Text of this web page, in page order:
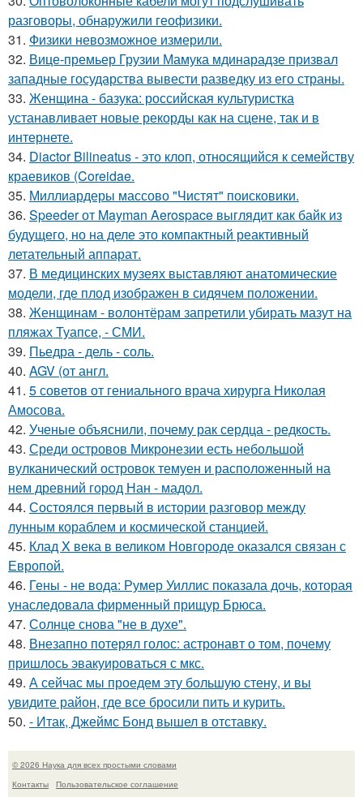
разговоры, обнаружили геофизики.
31. Физики невозможное измерили.
32. Вице-премьер Грузии Мамука мдинарадзе призвал
западные государства вывести разведку из его страны.
33. Женщина - базука: российская культуристка
устанавливает новые рекорды как на сцене, так и в
интернете.
34. Diactor Bilineatus - это клоп, относящийся к семейству
краевиков (Coreidae.
35. Миллиардеры массово "Чистят" поисковики.
36. Speeder от Mayman Aerospace выглядит как байк из
будущего, но на деле это компактный реактивный
летательный аппарат.
37. В медицинских музеях выставляют анатомические
модели, где плод изображен в сидячем положении.
38. Женщинам - волонтёрам запретили убирать мазут на
пляжах Туапсе, - СМИ.
39. Пьедра - дель - соль.
40. AGV (от англ.
41. 5 советов от гениального врача хирурга Николая
Амосова.
42. Ученые объяснили, почему рак сердца - редкость.
43. Среди островов Микронезии есть небольшой
вулканический островок темуен и расположенный на
нем древний город Нан - мадол.
44. Состоялся первый в истории разговор между
лунным кораблем и космической станцией.
45. Клад X века в великом Новгороде оказался связан с
Европой.
46. Гены - не вода: Румер Уиллис показала дочь, которая
унаследовала фирменный прищур Брюса.
47. Солнце снова "не в духе".
48. Внезапно потерял голос: астронавт о том, почему
пришлось эвакуироваться с мкс.
49. А сейчас мы проедем эту большую стену, и вы
увидите район, где все бросили пить и курить.
50. - Итак, Джеймс Бонд вышел в отставку.
© 2026 Наука для всех простыми словами
Контакты
Пользовательское соглашение